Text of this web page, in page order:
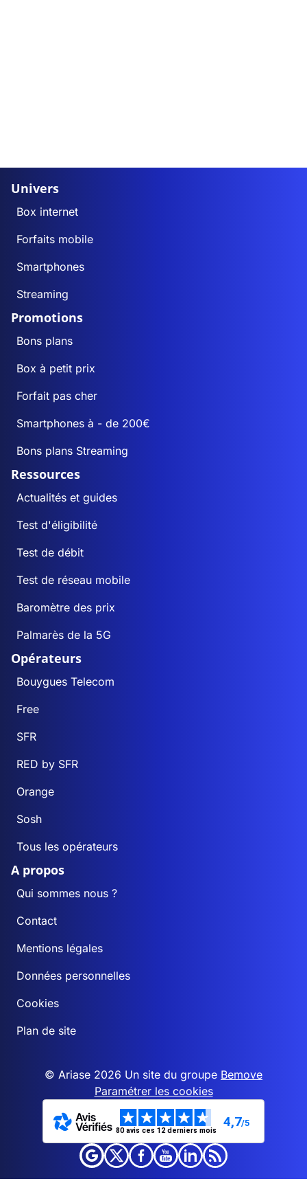
Univers
Box internet
Forfaits mobile
Smartphones
Streaming
Promotions
Bons plans
Box à petit prix
Forfait pas cher
Smartphones à - de 200€
Bons plans Streaming
Ressources
Actualités et guides
Test d'éligibilité
Test de débit
Test de réseau mobile
Baromètre des prix
Palmarès de la 5G
Opérateurs
Bouygues Telecom
Free
SFR
RED by SFR
Orange
Sosh
Tous les opérateurs
A propos
Qui sommes nous ?
Contact
Mentions légales
Données personnelles
Cookies
Plan de site
© Ariase 2026 Un site du groupe Bemove
Paramétrer les cookies
80 avis ces 12 derniers mois
4,7/5